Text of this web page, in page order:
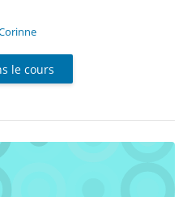
le cours